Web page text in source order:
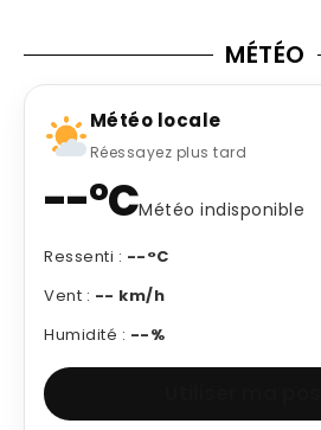
MÉTÉO
Météo locale
Réessayez plus tard
--°CMétéo indisponible
Ressenti : --°C
Vent : -- km/h
Humidité : --%